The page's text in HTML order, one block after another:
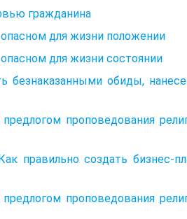
гражданина
для жизни положении
для жизни состоянии
безнаказанными обиды,
проповедования
правильно создать бизнес-
проповедования